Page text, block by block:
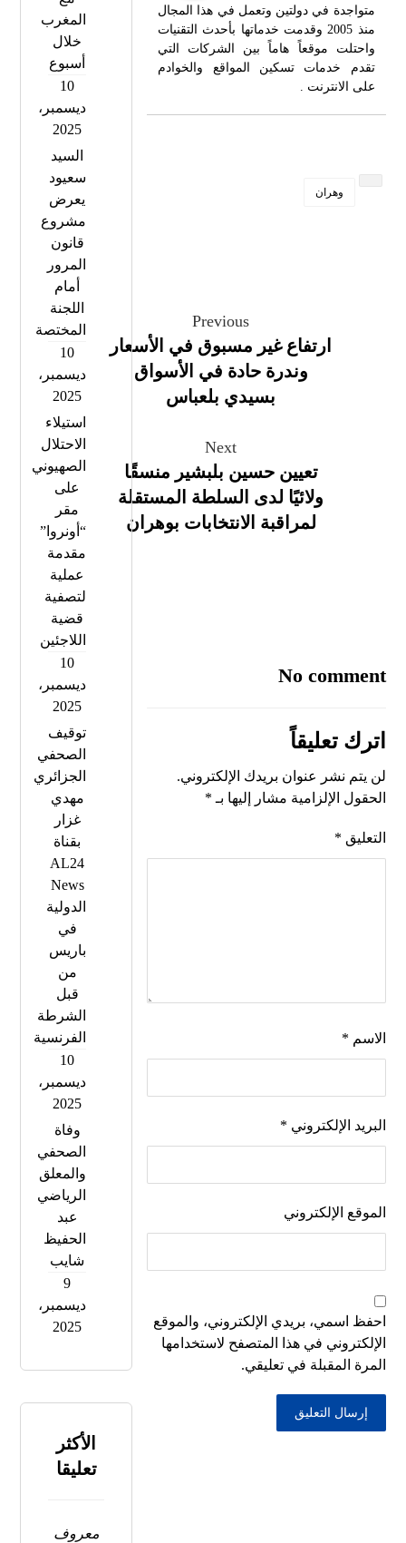
متواجدة في دولتين وتعمل في هذا المجال
منذ 2005 وقدمت خدماتها بأحدث التقنيات
واحتلت موقعاً هاماً بين الشركات التي
تقدم خدمات تسكين المواقع والخوادم
على الانترنت .
وهران
Previous
ارتفاع غير مسبوق في الأسعار
وندرة حادة في الأسواق
بسيدي بلعباس
Next
تعيين حسين بلبشير منسقًا
ولائيًا لدى السلطة المستقلة
لمراقبة الانتخابات بوهران
No comment
اترك تعليقاً
لن يتم نشر عنوان بريدك الإلكتروني.
الحقول الإلزامية مشار إليها بـ *
التعليق *
الاسم *
البريد الإلكتروني *
الموقع الإلكتروني
احفظ اسمي، بريدي الإلكتروني، والموقع
الإلكتروني في هذا المتصفح لاستخدامها
المرة المقبلة في تعليقي.
إرسال التعليق
المغرب
خلال
أسبوع
10
ديسمبر،
2025
السيد
سعيود
يعرض
مشروع
قانون
المرور
أمام
اللجنة
المختصة
10
ديسمبر،
2025
استيلاء
الاحتلال
الصهيوني
على
مقر
“أونروا”
مقدمة
عملية
لتصفية
قضية
اللاجئين
10
ديسمبر،
2025
توقيف
الصحفي
الجزائري
مهدي
غزار
بقناة
AL24
News
الدولية
في
باريس
من
قبل
الشرطة
الفرنسية
10
ديسمبر،
2025
وفاة
الصحفي
والمعلق
الرياضي
عبد
الحفيظ
شايب
9
ديسمبر،
2025
الأكثر
تعليقا
معروف